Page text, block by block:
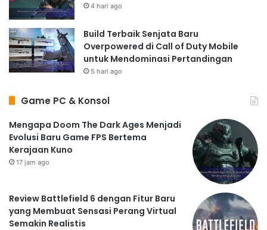
4 hari ago
Build Terbaik Senjata Baru
Overpowered di Call of Duty Mobile
untuk Mendominasi Pertandingan
5 hari ago
Game PC & Konsol
Mengapa Doom The Dark Ages Menjadi
Evolusi Baru Game FPS Bertema
Kerajaan Kuno
17 jam ago
Review Battlefield 6 dengan Fitur Baru
yang Membuat Sensasi Perang Virtual
Semakin Realistis